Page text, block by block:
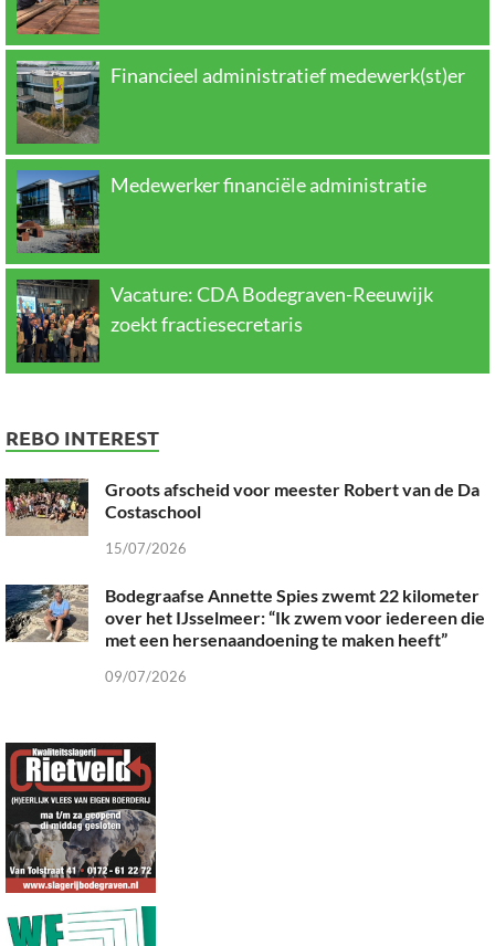
Financieel administratief medewerk(st)er
Medewerker financiële administratie
Vacature: CDA Bodegraven-Reeuwijk
zoekt fractiesecretaris
REBO INTEREST
Groots afscheid voor meester Robert van de Da
Costaschool
15/07/2026
Bodegraafse Annette Spies zwemt 22 kilometer
over het IJsselmeer: “Ik zwem voor iedereen die
met een hersenaandoening te maken heeft”
09/07/2026